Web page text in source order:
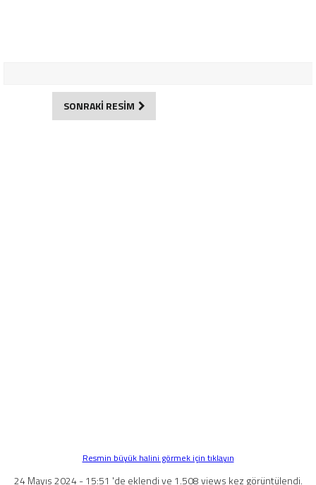
SONRAKİ RESİM
Resmin büyük halini görmek için tıklayın
24 Mayıs 2024 - 15:51 'de eklendi ve 1.508 views kez görüntülendi.